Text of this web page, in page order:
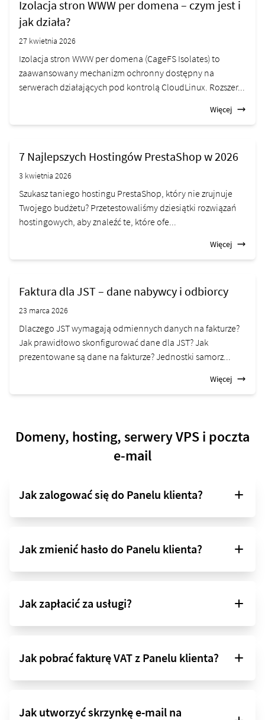
Izolacja stron WWW per domena – czym jest i
jak działa?
27 kwietnia 2026
Izolacja stron WWW per domena (CageFS Isolates) to
zaawansowany mechanizm ochronny dostępny na
serwerach działających pod kontrolą CloudLinux. Rozszer...
Więcej
7 Najlepszych Hostingów PrestaShop w 2026
3 kwietnia 2026
Szukasz taniego hostingu PrestaShop, który nie zrujnuje
Twojego budżetu? Przetestowaliśmy dziesiątki rozwiązań
hostingowych, aby znaleźć te, które ofe...
Więcej
Faktura dla JST – dane nabywcy i odbiorcy
23 marca 2026
Dlaczego JST wymagają odmiennych danych na fakturze?
Jak prawidłowo skonfigurować dane dla JST? Jak
prezentowane są dane na fakturze? Jednostki samorz...
Więcej
Domeny, hosting, serwery VPS i poczta
e-mail
Jak zalogować się do Panelu klienta?
Jak zmienić hasło do Panelu klienta?
Jak zapłacić za usługi?
Jak pobrać fakturę VAT z Panelu klienta?
Jak utworzyć skrzynkę e-mail na